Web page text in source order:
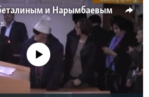
и Нарымбаевым
source currently available